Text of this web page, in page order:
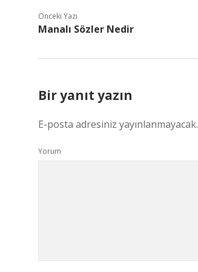
Önceki Yazı
Manalı Sözler Nedir
Bir yanıt yazın
E-posta adresiniz yayınlanmayacak.
Yorum